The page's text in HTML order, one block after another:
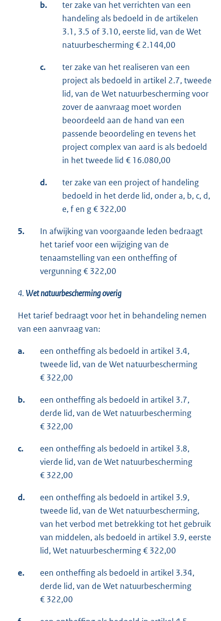
b.
ter zake van het verrichten van een
handeling als bedoeld in de artikelen
3.1, 3.5 of 3.10, eerste lid, van de Wet
natuurbescherming € 2.144,00
c.
ter zake van het realiseren van een
project als bedoeld in artikel 2.7, tweede
lid, van de Wet natuurbescherming voor
zover de aanvraag moet worden
beoordeeld aan de hand van een
passende beoordeling en tevens het
project complex van aard is als bedoeld
in het tweede lid € 16.080,00
d.
ter zake van een project of handeling
bedoeld in het derde lid, onder a, b, c, d,
e, f en g € 322,00
5.
In afwijking van voorgaande leden bedraagt
het tarief voor een wijziging van de
tenaamstelling van een ontheffing of
vergunning € 322,00
4.Wet natuurbescherming overig
Het tarief bedraagt voor het in behandeling nemen
van een aanvraag van:
a.
een ontheffing als bedoeld in artikel 3.4,
tweede lid, van de Wet natuurbescherming
€ 322,00
b.
een ontheffing als bedoeld in artikel 3.7,
derde lid, van de Wet natuurbescherming
€ 322,00
c.
een ontheffing als bedoeld in artikel 3.8,
vierde lid, van de Wet natuurbescherming
€ 322,00
d.
een ontheffing als bedoeld in artikel 3.9,
tweede lid, van de Wet natuurbescherming,
van het verbod met betrekking tot het gebruik
van middelen, als bedoeld in artikel 3.9, eerste
lid, Wet natuurbescherming € 322,00
e.
een ontheffing als bedoeld in artikel 3.34,
derde lid, van de Wet natuurbescherming
€ 322,00